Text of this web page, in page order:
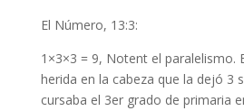
El Número, 13:3:
1×3×3 = 9, Notent el paralelismo.
herida en la cabeza que la dejó 3
cursaba el 3er grado de primaria